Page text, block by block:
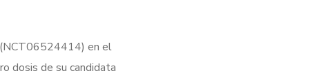
(NCT06524414) en el
dosis de su candidata